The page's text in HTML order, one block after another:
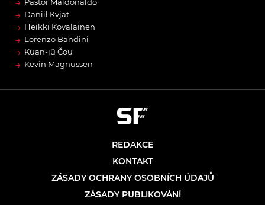
→ Daniil Kvjat
→ Heikki Kovalainen
→ Lorenzo Bandini
→ Kuan-jü Čou
→ Kevin Magnussen
REDAKCE
KONTAKT
ZÁSADY OCHRANY OSOBNÍCH ÚDAJŮ
ZÁSADY PUBLIKOVÁNÍ